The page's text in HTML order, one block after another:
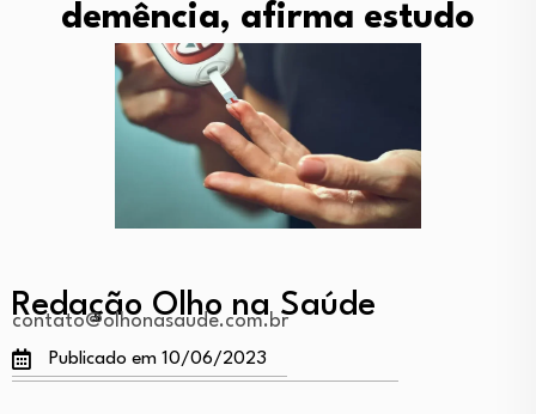
demência, afirma estudo
Redação Olho na Saúde
contato@olhonasaude.com.br
Publicado em 10/06/2023